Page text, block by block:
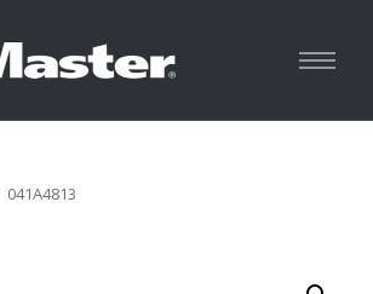
041A4813